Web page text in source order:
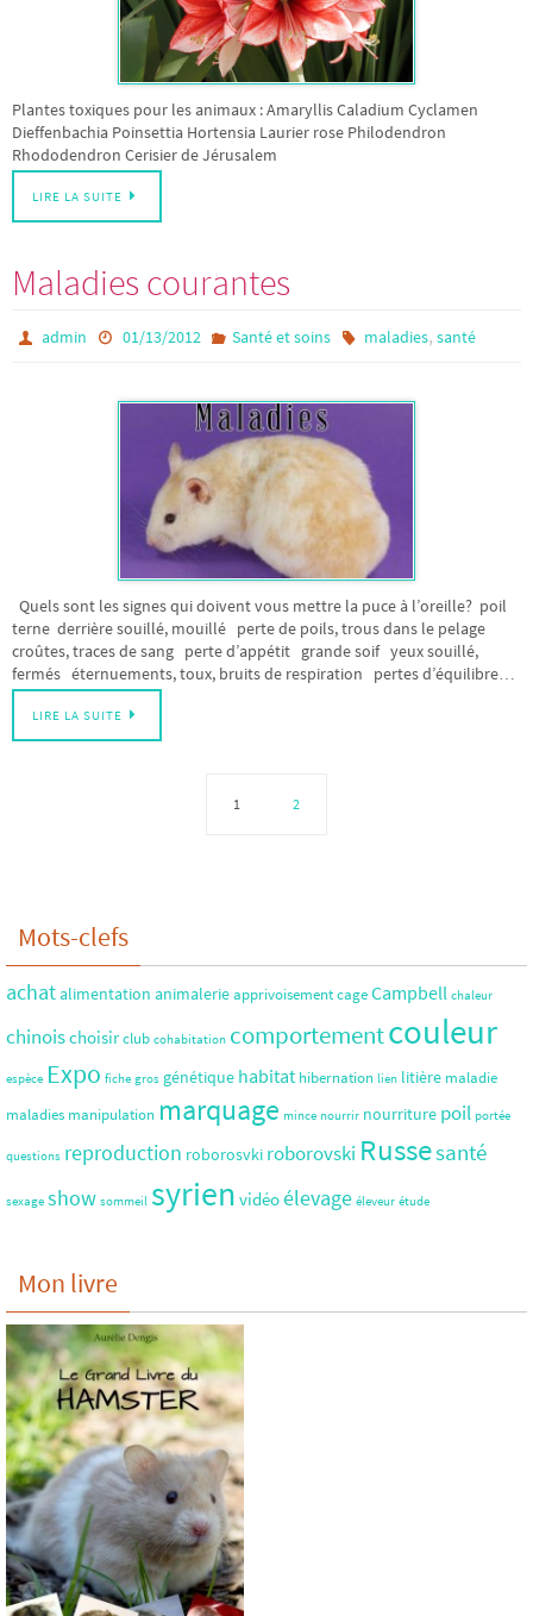
Plantes toxiques pour les animaux : Amaryllis Caladium Cyclamen
Dieffenbachia Poinsettia Hortensia Laurier rose Philodendron
Rhododendron Cerisier de Jérusalem
LIRE LA SUITE
Maladies courantes
admin 01/13/2012 Santé et soins maladies,santé
Quels sont les signes qui doivent vous mettre la puce à l’oreille? poil
terne derrière souillé, mouillé perte de poils, trous dans le pelage
croûtes, traces de sang perte d’appétit grande soif yeux souillé,
fermés éternuements, toux, bruits de respiration pertes d’équilibre…
LIRE LA SUITE
1 2
Mots-clefs
achatalimentation animalerieapprivoisementcageCampbell chaleur
chinoischoisirclub cohabitation comportementcouleur
espèce Expo fiche gros génétique habitat hibernation lien litière maladie
maladies manipulation marquage mince nourrir nourriture poil portée
questions reproduction roborosvki roborovski Russesanté
sexage show sommeil syrien vidéoélevage éleveur étude
Mon livre